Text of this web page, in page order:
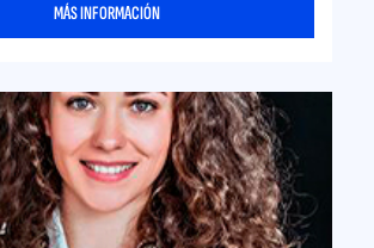
MÁS INFORMACIÓN